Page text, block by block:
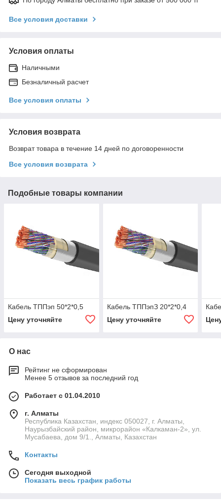
Все условия доставки
Условия оплаты
Наличными
Безналичный расчет
Все условия оплаты
Условия возврата
Возврат товара в течение 14 дней по договоренности
Все условия возврата
Подобные товары компании
Кабель ТППэп 50*2*0,5
Цену уточняйте
Кабель ТППэпЗ 20*2*0,4
Цену уточняйте
О нас
Рейтинг не сформирован
Менее 5 отзывов за последний год
Работает с 01.04.2010
г. Алматы
Республика Казахстан, индекс 050027, г. Алматы,
Наурызбайский район, микрорайон «Калкаман-2», ул.
Мусабаева, дом 9/1., Алматы, Казахстан
Контакты
Сегодня выходной
Показать весь график работы